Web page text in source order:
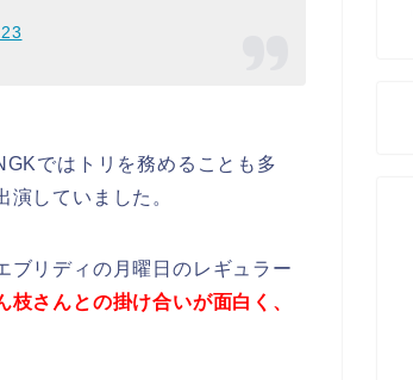
ではトリを務めることも多
していました。
ブリディの月曜日のレギュラー
さんとの掛け合いが面白く、